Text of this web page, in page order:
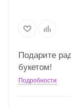
Подарите
букетом!
Подробности